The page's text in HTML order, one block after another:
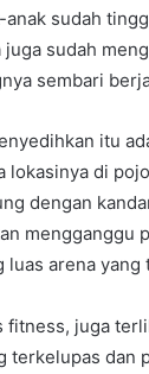
sudah
juga sudah
sembari
itu
lokasinya di
dengan
mengganggu
luas arena
fitness, juga
terkelupas dan